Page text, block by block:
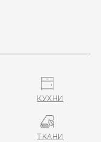
КУХНИ
ТКАНИ